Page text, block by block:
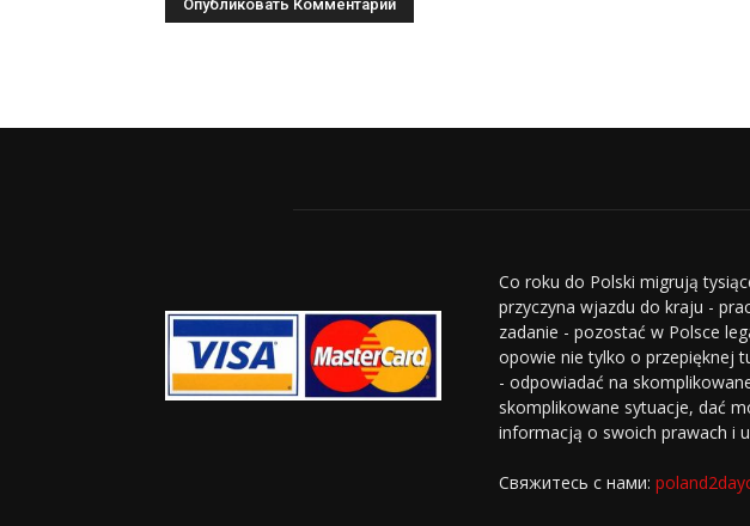
Co roku do Polski migrują
przyczyna wjazdu do kraju -
zadanie - pozostać w Polsce
opowie nie tylko o przepięknej
- odpowiadać na
skomplikowane sytuacje, dać
informacją o swoich prawach i
Свяжитесь с нами: